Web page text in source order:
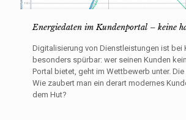
Energiedaten im Kundenportal – keine
Digitalisierung von Dienstleistungen ist bei
besonders spürbar: wer seinen Kunden
Portal bietet, geht im Wettbewerb unter.
Wie zaubert man ein derart modernes
dem Hut?